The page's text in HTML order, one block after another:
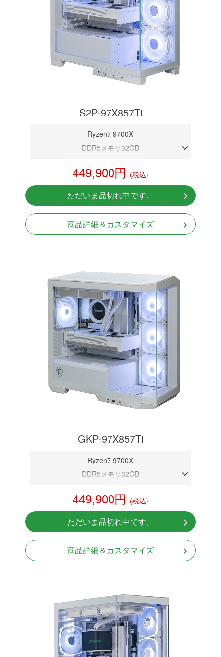
S2P-97X857Ti
Ryzen7 9700X
DDR5メモリ32GB
NVMeSSD 1TB
無線LAN Bluetooth対応
Windows11 Home 64bit
449,900円 (税込)
ただいま品切れ中です。
商品詳細＆カスタマイズ
GKP-97X857Ti
Ryzen7 9700X
DDR5メモリ32GB
NVMeSSD 1TB
無線LAN Bluetooth対応
Windows11 Home 64bit
449,900円 (税込)
ただいま品切れ中です。
商品詳細＆カスタマイズ